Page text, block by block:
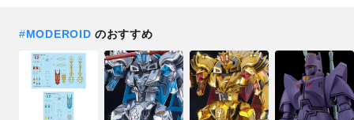
#MODEROID のおすすめ